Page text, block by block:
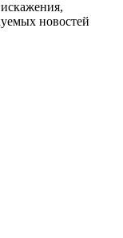
новостей